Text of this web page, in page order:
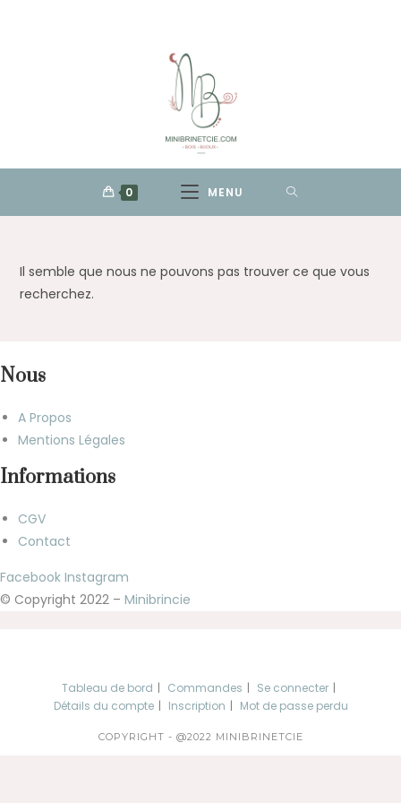
0 MENU
Il semble que nous ne pouvons pas trouver ce que vous
recherchez.
Nous
A Propos
Mentions Légales
Informations
CGV
Contact
Facebook Instagram
© Copyright 2022 – Minibrincie
Tableau de bord Commandes
Se connecter
Détails du compte
Inscription Mot de passe perdu
COPYRIGHT - @2022 MINIBRINETCIE